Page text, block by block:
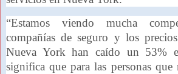
“Estamos viendo mucha
compañías de seguro y los
Nueva York han caído un 53%
significa que para las personas que